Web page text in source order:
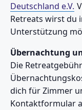
Deutschland e.V.
Retreats wirst du
Unterstützung
Übernachtung
Die
dich für Zimmer
Kontaktformular